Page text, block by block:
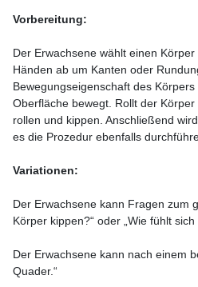
Vorbereitung:
Der Erwachsene wählt einen
Händen ab um Kanten oder
Bewegungseigenschaft des
Oberfläche bewegt. Rollt der
rollen und kippen. Anschließend
es die Prozedur ebenfalls
Variationen:
Der Erwachsene kann Fragen zum
Körper kippen?“ oder „Wie fühlt
Der Erwachsene kann nach einem
Quader.“